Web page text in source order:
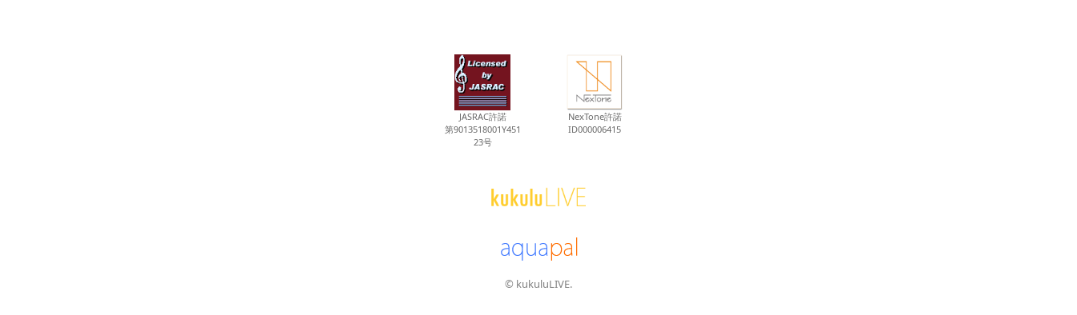
JASRAC許諾
第9013518001Y451
23号
NexTone許諾
ID000006415
© kukuluLIVE.